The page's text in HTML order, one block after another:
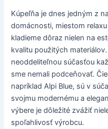
Kúpeľňa je dnes jedným z
domácnosti, miestom
kladieme dôraz nielen na
kvalitu použitých
neoddeliteľnou súčasťou
sme nemali podceňovať.
napríklad Alpi Blue, sú v
svojmu modernému a
výbere je dôležité zvážiť
spoľahlivosť výrobcu.